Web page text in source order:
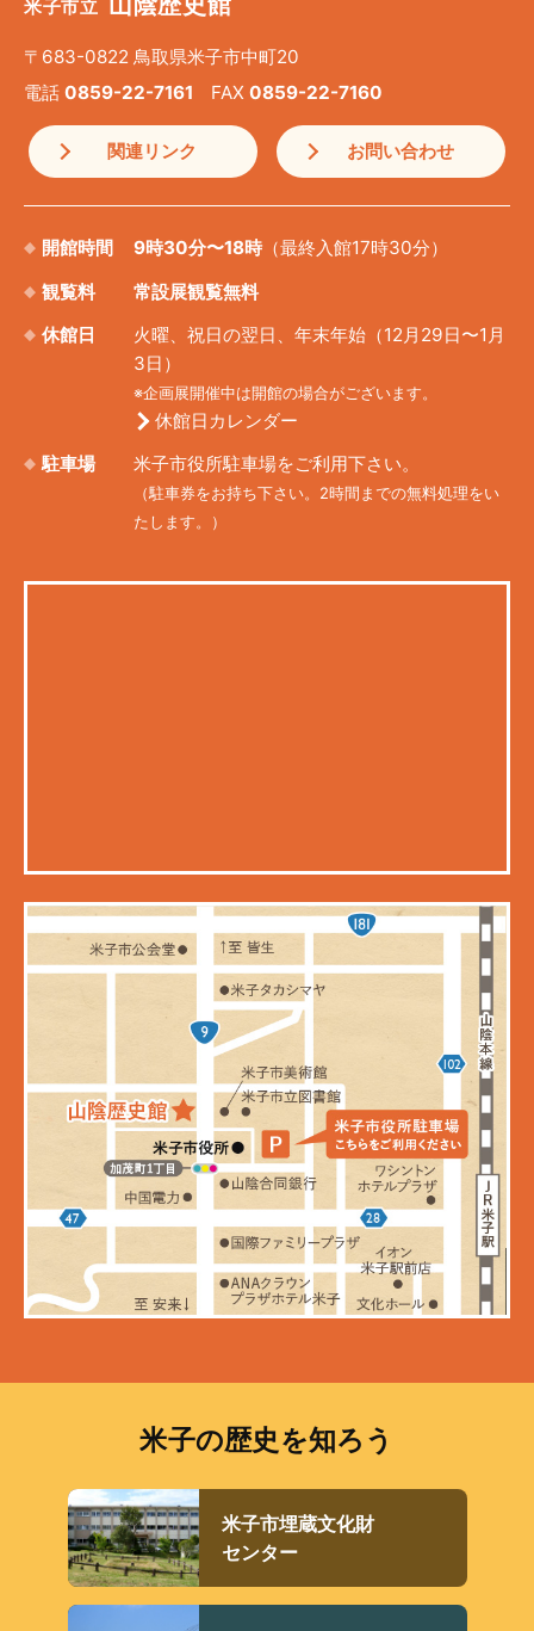
米子市立
〒683-0822 鳥取県米子市中町20
電話 0859-22-7161 FAX 0859-22-7160
関連リンク お問い合わせ
開館時間 9時30分〜18時（最終入館17時30分）
観覧料
常設展観覧無料
休館日
火曜、祝日の翌日、年末年始（12月29日〜1月
3日）
※企画展開催中は開館の場合がございます。
休館日カレンダー
駐車場
米子市役所駐車場をご利用下さい。
（駐車券をお持ち下さい。2時間までの無料処理をい
たします。）
米子の歴史を知ろう
米子市埋蔵文化財
センター